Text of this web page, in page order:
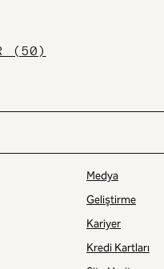
(50)
Medya
Geliştirme
Kariyer
Kredi Kartları